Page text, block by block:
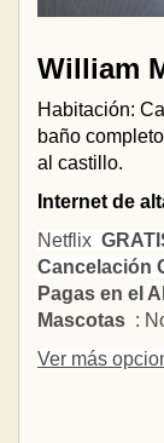
William
Habitación:
baño
al castillo.
Internet de
Netflix
Cancelación
Pagas en el
Mascotas :
Ver más